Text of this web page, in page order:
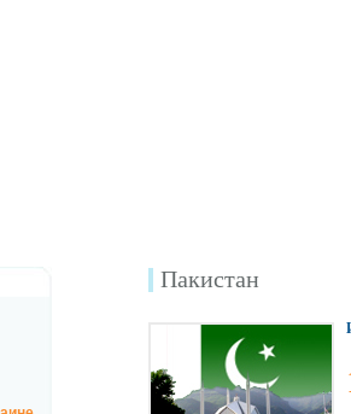
Пакистан